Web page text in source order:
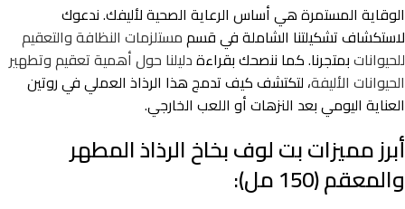
الوقاية المستمرة هي أساس الرعاية الصحية لأليفك. ندعوك
لاستكشاف تشكيلتنا الشاملة في قسممستلزمات النظافة والتعقيم
للحيواناتبمتجرنا. كما ننصحك بقراءةدليلنا حول أهمية تعقيم وتطهير
الحيوانات الأليفة، لتكتشف كيف تدمج هذا الرذاذ العملي في روتين
العناية اليومي بعد النزهات أو اللعب الخارجي.
أبرز مميزات بت لوف بخاخ الرذاذ المطهر
والمعقم (150 مل):